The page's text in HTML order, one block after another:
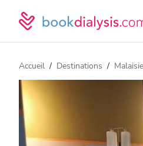
Accueil Destinations Malaisie